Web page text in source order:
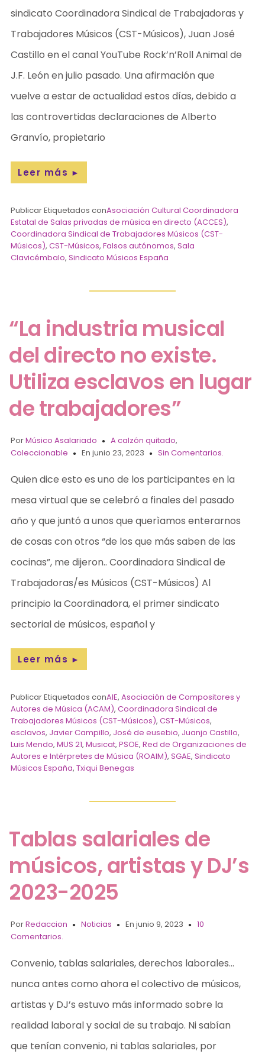
sindicato Coordinadora Sindical de Trabajadoras y
Trabajadores Músicos (CST-Músicos), Juan José
Castillo en el canal YouTube Rock’n’Roll Animal de
J.F. León en julio pasado. Una afirmación que
vuelve a estar de actualidad estos días, debido a
las controvertidas declaraciones de Alberto
Granvío, propietario
Leer más ►
Publicar Etiquetados conAsociación Cultural Coordinadora
Estatal de Salas privadas de música en directo (ACCES),
Coordinadora Sindical de Trabajadores Músicos (CST-
Músicos),CST-Músicos,Falsos autónomos,Sala
Clavicémbalo,Sindicato Músicos España
“La industria musical
del directo no existe.
Utiliza esclavos en lugar
de trabajadores”
PorMúsico Asalariado A calzón quitado,
Coleccionable
En junio 23, 2023 Sin Comentarios.
Quien dice esto es uno de los participantes en la
mesa virtual que se celebró a finales del pasado
año y que juntó a unos que querìamos enterarnos
de cosas con otros “de los que más saben de las
cocinas”, me dijeron.. Coordinadora Sindical de
Trabajadoras/es Músicos (CST-Músicos) Al
principio la Coordinadora, el primer sindicato
sectorial de músicos, español y
Leer más ►
Publicar Etiquetados conAIE,Asociación de Compositores y
Autores de Música (ACAM),Coordinadora Sindical de
Trabajadores Músicos (CST-Músicos),CST-Músicos,
esclavos, Javier Campillo, José de eusebio, Juanjo Castillo,
Luis Mendo,MUS 21,Musicat,PSOE,Red de Organizaciones de
Autores e Intérpretes de Música (ROAIM),SGAE,Sindicato
Músicos España,Txiqui Benegas
Tablas salariales de
músicos, artistas y DJ’s
2023-2025
PorRedaccion Noticias En junio 9, 2023
10
Comentarios.
Convenio, tablas salariales, derechos laborales…
nunca antes como ahora el colectivo de músicos,
artistas y DJ’s estuvo más informado sobre la
realidad laboral y social de su trabajo. Ni sabían
que tenían convenio, ni tablas salariales, por